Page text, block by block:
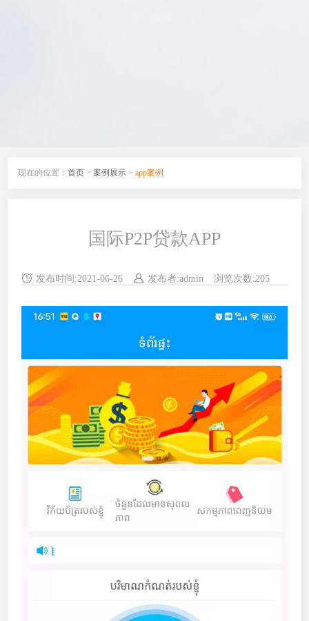
现在的位置：首页 >案例展示 >app案例
国际P2P贷款APP
发布时间:2021-06-26 发布者:admin 浏览次数:205